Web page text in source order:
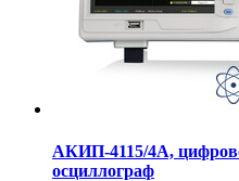
АКИП-4115/4А,
осциллограф